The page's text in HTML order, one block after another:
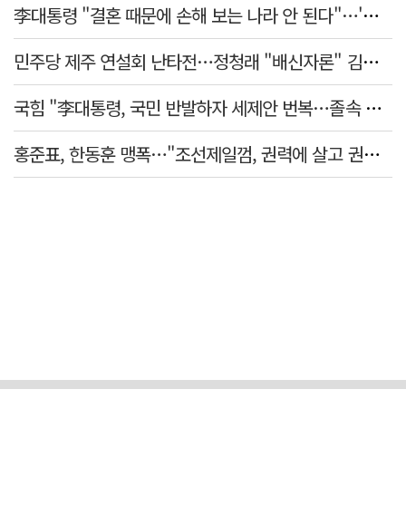
李대통령 "결혼 때문에 손해 보는 나라 안 된다"…'결혼 페널티' 22개 손본다
민주당 제주 연설회 난타전…정청래 "배신자론" 김민석 "관리 무능"
국힘 "李대통령, 국민 반발하자 세제안 번복…졸속 국정 즉각 중단"
홍준표, 한동훈 맹폭…"조선제일껌, 권력에 살고 권력에 죽었다"